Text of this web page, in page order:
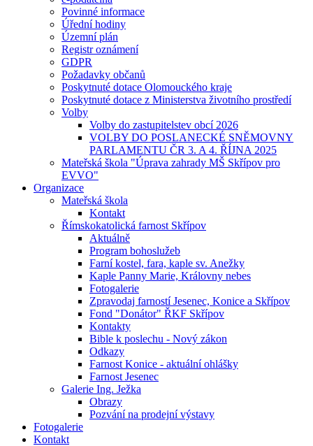
Povinné informace
Úřední hodiny
Územní plán
Registr oznámení
GDPR
Požadavky občanů
Poskytnuté dotace Olomouckého kraje
Poskytnuté dotace z Ministerstva životního prostředí
Volby
Volby do zastupitelstev obcí 2026
VOLBY DO POSLANECKÉ SNĚMOVNY
PARLAMENTU ČR 3. A 4. ŘÍJNA 2025
Mateřská škola "Úprava zahrady MŠ Skřípov pro
EVVO"
Organizace
Mateřská škola
Kontakt
Římskokatolická farnost Skřípov
Aktuálně
Program bohoslužeb
Farní kostel, fara, kaple sv. Anežky
Kaple Panny Marie, Královny nebes
Fotogalerie
Zpravodaj farností Jesenec, Konice a Skřípov
Fond "Donátor" ŘKF Skřípov
Kontakty
Bible k poslechu - Nový zákon
Odkazy
Farnost Konice - aktuální ohlášky
Farnost Jesenec
Galerie Ing. Ježka
Obrazy
Pozvání na prodejní výstavy
Fotogalerie
Kontakt